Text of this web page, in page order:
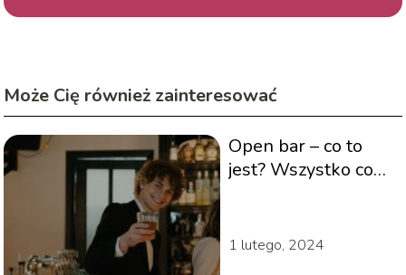
Może Cię również zainteresować
Open bar – co to
jest? Wszystko co
1 lutego, 2024